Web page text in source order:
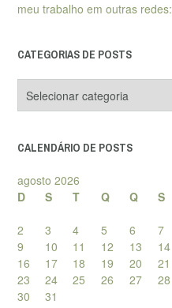
meu trabalho em outras redes:
CATEGORIAS DE POSTS
de
CALENDÁRIO DE POSTS
agosto 2026
D
S T Q Q S
2
3 4 5 6 7
9
10 11 12 13 14
16
17 18 19 20 21
23
24 25 26 27 28
30
31